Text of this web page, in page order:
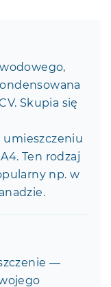
Skupia się
Ten rodzaj
np. w
—